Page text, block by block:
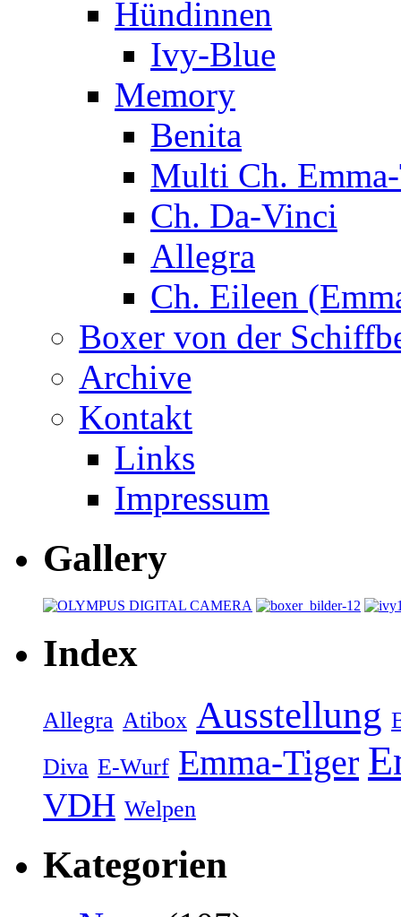
Hündinnen
Ivy-Blue
Memory
Benita
Multi Ch.
Ch. Da-Vinci
Allegra
Ch. Eileen
Boxer von der
Archive
Kontakt
Links
Impressum
Gallery
Index
Allegra Atibox Ausstellung
Diva E-Wurf Emma-Tiger
VDH Welpen
Kategorien